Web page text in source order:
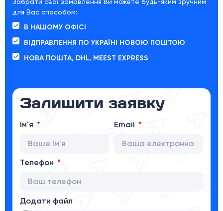
для Вас способом:
В НАШОМУ ОФІСІ
ВІДПРАВЛЕННЯ ПО УКРАЇНІ НОВОЮ ПОШТОЮ
НОВА ПОШТА, DHL, MEEST EXPRESS
Залишити заявку
Ім'я Email
Телефон
Додати файл